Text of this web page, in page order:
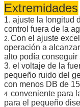
Extremidades
1. ajuste la longitud
control fuera de la
2. Con el ajuste
operación a
alto podía conseguir
3. el voltaje de la
pequeño ruido del
con menos DB de
4. conveniente para
para el pequeño